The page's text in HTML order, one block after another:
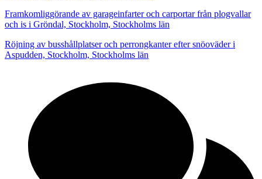
Framkomliggörande av garageinfarter och carportar från plogvallar
och is i Gröndal, Stockholm, Stockholms län
Röjning av busshållplatser och perrongkanter efter snöoväder i
Aspudden, Stockholm, Stockholms län